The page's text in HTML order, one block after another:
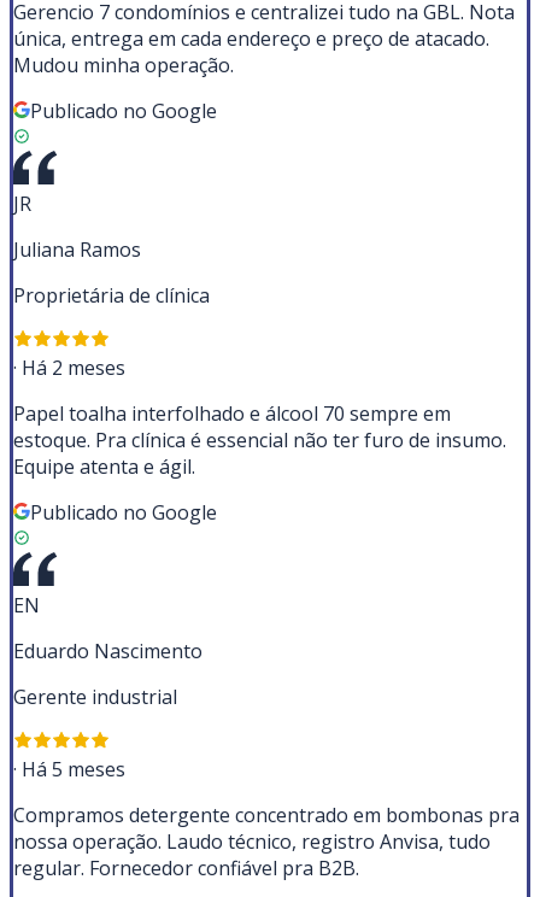
Gerencio 7 condomínios e centralizei tudo na GBL. Nota
única, entrega em cada endereço e preço de atacado.
Mudou minha operação.
Publicado no Google
JR
Juliana Ramos
Proprietária de clínica
· Há 2 meses
Papel toalha interfolhado e álcool 70 sempre em
estoque. Pra clínica é essencial não ter furo de insumo.
Equipe atenta e ágil.
Publicado no Google
EN
Eduardo Nascimento
Gerente industrial
· Há 5 meses
Compramos detergente concentrado em bombonas pra
nossa operação. Laudo técnico, registro Anvisa, tudo
regular. Fornecedor confiável pra B2B.